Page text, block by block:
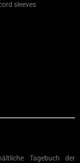
sleeves
Tagebuch der